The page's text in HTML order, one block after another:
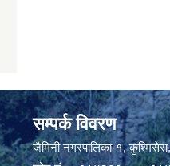
सम्पर्क विवरण
जैमिनी नगरपालिका-१,